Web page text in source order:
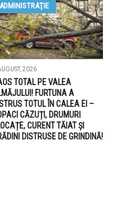
ADMINISTRAŢIE
2026
TOTAL PE VALEA
FURTUNA A
TOTUL ÎN CALEA EI –
CĂZUȚI, DRUMURI
CURENT TĂIAT ȘI
DISTRUSE DE GRINDINĂ!